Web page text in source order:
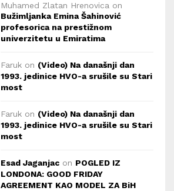
Muhamed Zlatan Hrenovica on
Bužimljanka Emina Šahinović
profesorica na prestižnom
univerzitetu u Emiratima
Faruk on (Video) Na današnji dan
1993. jedinice HVO-a srušile su Stari
most
Faruk on (Video) Na današnji dan
1993. jedinice HVO-a srušile su Stari
most
Esad Jaganjac on POGLED IZ
LONDONA: GOOD FRIDAY
AGREEMENT KAO MODEL ZA BiH